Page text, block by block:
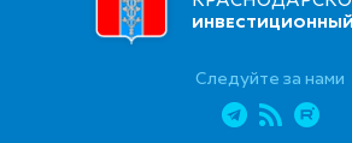
Следуйте за нами